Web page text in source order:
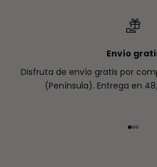
Envío
Disfruta de envío gratis por
(Península). Entrega en
Ir al
Ir al
Ir al